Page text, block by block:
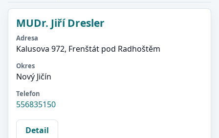
MUDr. Jiří Dresler
Adresa
Kalusova 972, Frenštát pod Radhoštěm
Okres
Nový Jičín
Telefon
556835150
Detail